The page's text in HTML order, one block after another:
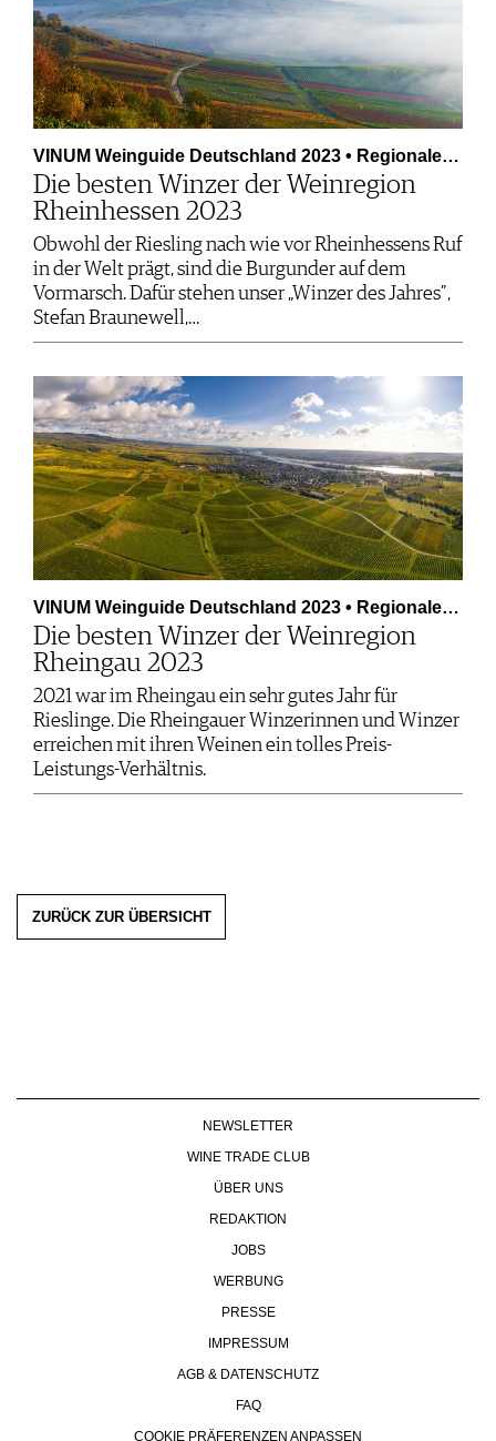
VINUM Weinguide Deutschland 2023 • Regionale…
Die besten Winzer der Weinregion
Rheinhessen 2023
Obwohl der Riesling nach wie vor Rheinhessens Ruf
in der Welt prägt, sind die Burgunder auf dem
Vormarsch. Dafür stehen unser „Winzer des Jahres”,
Stefan Braunewell,…
VINUM Weinguide Deutschland 2023 • Regionale…
Die besten Winzer der Weinregion
Rheingau 2023
2021 war im Rheingau ein sehr gutes Jahr für
Rieslinge. Die Rheingauer Winzerinnen und Winzer
erreichen mit ihren Weinen ein tolles Preis-
Leistungs-Verhältnis.
ZURÜCK ZUR ÜBERSICHT
NEWSLETTER
WINE TRADE CLUB
ÜBER UNS
REDAKTION
JOBS
WERBUNG
PRESSE
IMPRESSUM
AGB & DATENSCHUTZ
FAQ
COOKIE PRÄFERENZEN ANPASSEN